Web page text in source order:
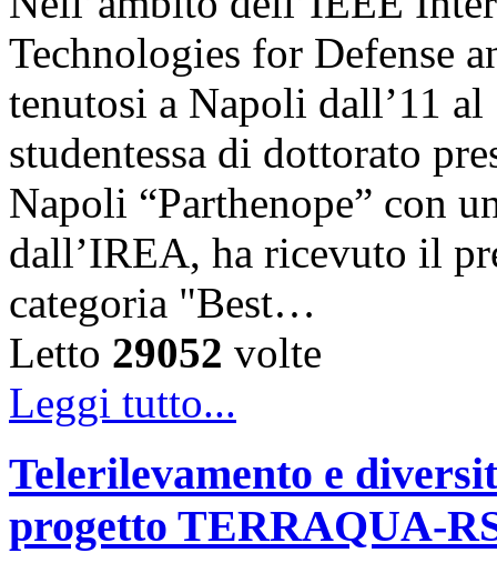
Technologies for Defense
tenutosi a Napoli dall’11
studentessa di dottorato
Napoli “Parthenope” con
dall’IREA, ha ricevuto il
categoria "Best…
Letto 29052 volte
Leggi tutto...
Telerilevamento e
progetto TERRAQUA-